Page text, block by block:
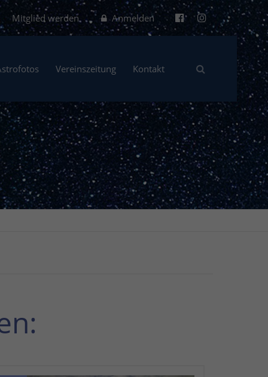
Anmelden
Mitglied werden
Vereinszeitung Kontakt